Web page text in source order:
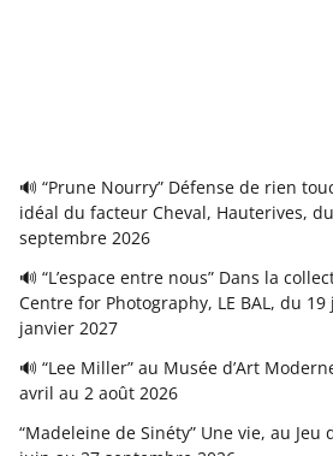
🔊 “Prune Nourry” Défense de rien
idéal du facteur Cheval, Hauterives,
septembre 2026
🔊 “L’espace entre nous” Dans la
Centre for Photography, LE BAL, du
janvier 2027
🔊 “Lee Miller” au Musée d’Art
avril au 2 août 2026
“Madeleine de Sinéty” Une vie, au Jeu